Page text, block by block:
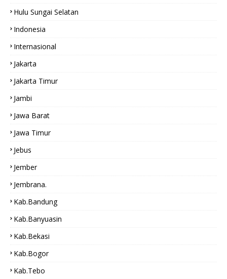
Hulu Sungai Selatan
Indonesia
Internasional
Jakarta
Jakarta Timur
Jambi
Jawa Barat
Jawa Timur
Jebus
Jember
Jembrana.
Kab.bandung
Kab.Banyuasin
Kab.bekasi
Kab.Bogor
Kab.tebo